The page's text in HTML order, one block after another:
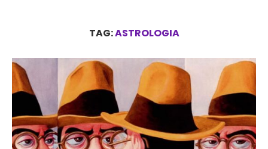
TAG:ASTROLOGIA